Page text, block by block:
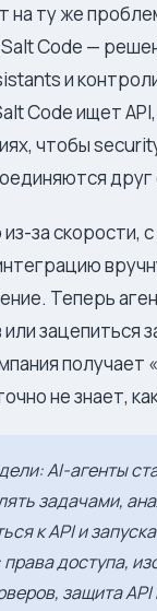
ту же
Salt Code —
и
Code ищет
чтобы
друг
за скорости,
Теперь
зацепиться
не знает,
AI-агенты
задачами,
к API и
доступа,
защита